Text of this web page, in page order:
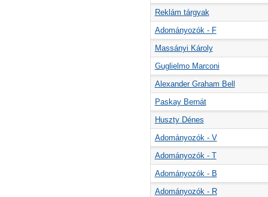
Reklám tárgyak
Adományozók - F
Massányi Károly
Guglielmo Marconi
Alexander Graham Bell
Paskay Bernát
Huszty Dénes
Adományozók - V
Adományozók - T
Adományozók - B
Adományozók - R